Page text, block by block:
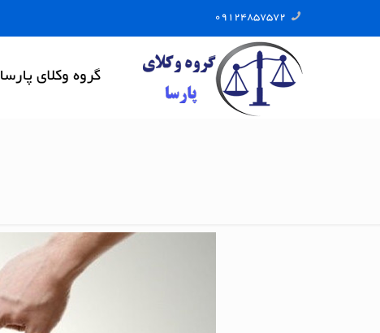
09124857572
گروه وکلای پارسا